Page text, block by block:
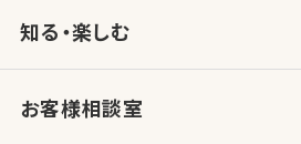
知る・楽しむ
お客様相談室